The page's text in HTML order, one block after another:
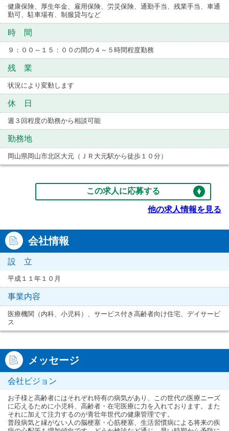
健康保険、厚生年金、雇用保険、労災保険、通勤手当、残業手当、車通
勤可、駐車場有、制服貸与など
時 間
９：００～１５：００の間の４～５時間程度勤務
残 業
状況により変動します
休 日
週３回程度の勤務から相談可能
勤務地
岡山県岡山市北区大元（ＪＲ大元駅から徒歩１０分）
この求人に応募する
他の求人情報を見る
会社情報
設 立
平成１１年１０月
事業内容
医療機関（内科、小児科）、サービス付き高齢者向け住宅、デイサービ
ス
メッセージ
会社ビジョン
お子様と高齢者にはそれぞれ特有の病気があり、この世代の医療ニーズ
に応えるために小児科、高齢者・在宅医療に力を入れております。また
それに加えて注力するのが青壮年世代の健康管理です。
普段病気と縁がない人の脳梗塞・心筋梗塞、生活習慣病による将来の疾